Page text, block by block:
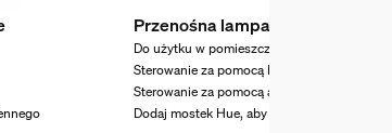
Przenośna lampa stołowa Hue
Do użytku w pomieszczeniach i na zewnątrz
Sterowanie za pomocą Bluetooth
Sterowanie za pomocą aplikacji lub głosu
Dodaj mostek Hue, aby odblokować więcej